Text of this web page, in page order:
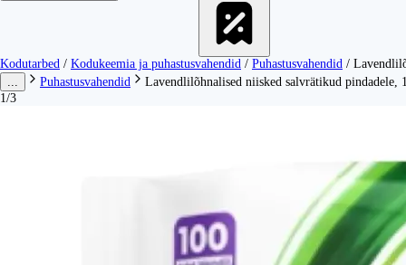
Kodutarbed / Kodukeemia ja puhastusvahendid / Puhastusvahendid /
...
Puhastusvahendid
Lavendlilõhnalised niisked salvrätikud
1/3